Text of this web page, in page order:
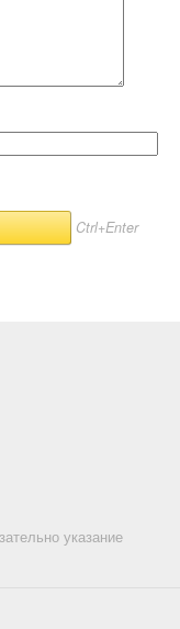
Ctrl+Enter
указание